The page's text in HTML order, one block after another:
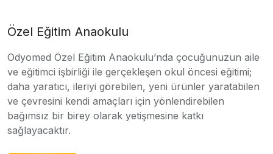
Özel Eğitim Anaokulu
Odyomed Özel Eğitim Anaokulu’nda çocuğunuzun aile
ve eğitimci işbirliği ile gerçekleşen okul öncesi eğitimi;
daha yaratıcı, ileriyi görebilen, yeni ürünler yaratabilen
ve çevresini kendi amaçları için yönlendirebilen
bağımsız bir birey olarak yetişmesine katkı
sağlayacaktır.